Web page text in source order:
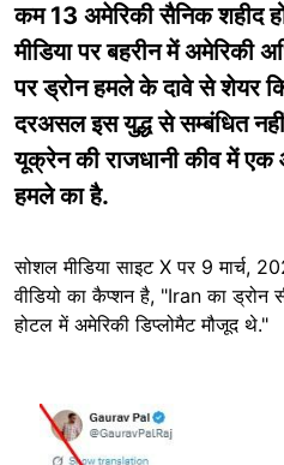
कम 13 अमेरिकी सैनिक शहीद
मीडिया पर बहरीन में अमेरिकी
पर ड्रोन हमले के दावे से शेयर
दरअसल इस युद्ध से सम्बंधित
यूक्रेन की राजधानी कीव में एक
हमले का है.
सोशल मीडिया साइट X पर 9 मार्च,
वीडियो का कैप्शन है, "Iran का ड्रोन
होटल में अमेरिकी डिप्लोमैट मौजूद थे."
Image